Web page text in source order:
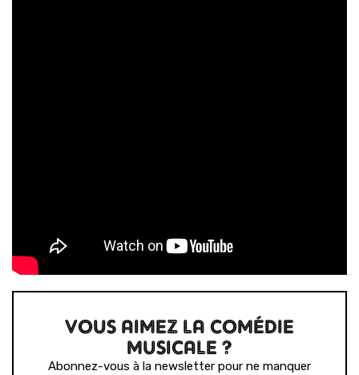
VOUS AIMEZ LA COMÉDIE
MUSICALE ?
Abonnez-vous à la newsletter pour ne manquer